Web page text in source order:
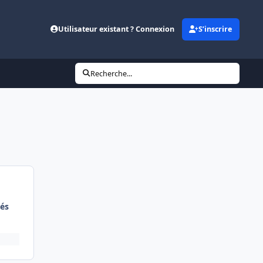
Utilisateur existant ? Connexion S’inscrire
Recherche...